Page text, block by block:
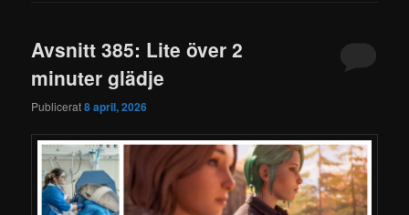
Avsnitt 385: Lite över 2
minuter glädje
Publicerat8 april, 2026